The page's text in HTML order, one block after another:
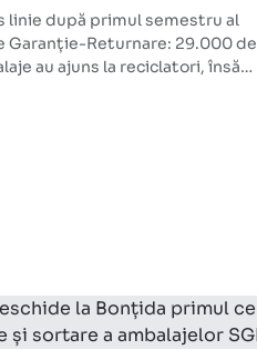
linie după primul semestru al
Garanție-Returnare: 29.000 de
au ajuns la reciclatori, însă